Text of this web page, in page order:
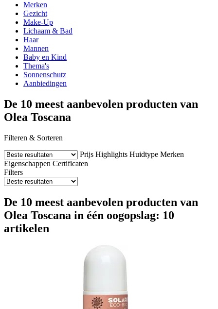
Merken
Gezicht
Make-Up
Lichaam & Bad
Haar
Mannen
Baby en Kind
Thema's
Sonnenschutz
Aanbiedingen
De 10 meest aanbevolen producten van
Olea Toscana
Filteren & Sorteren
Prijs Highlights Huidtype Merken
Eigenschappen Certificaten
Filters
De 10 meest aanbevolen producten van
Olea Toscana in één oogopslag: 10
artikelen